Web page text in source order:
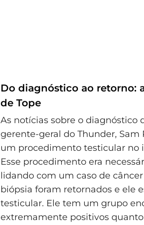
Do diagnóstico ao retorno:
de Tope
As notícias sobre o diagnóstico
gerente-geral do Thunder,
um procedimento testicular no
Esse procedimento era
lidando com um caso de
biópsia foram retornados e ele
testicular. Ele tem um grupo
extremamente positivos